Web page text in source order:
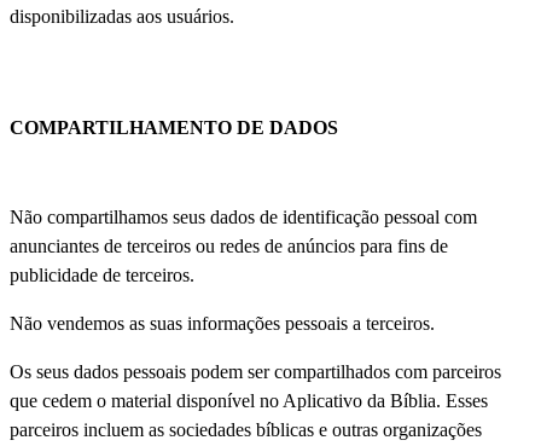
disponibilizadas aos usuários.
COMPARTILHAMENTO DE DADOS
Não compartilhamos seus dados de identificação pessoal com
anunciantes de terceiros ou redes de anúncios para fins de
publicidade de terceiros.
Não vendemos as suas informações pessoais a terceiros.
Os seus dados pessoais podem ser compartilhados com parceiros
que cedem o material disponível no Aplicativo da Bíblia. Esses
parceiros incluem as sociedades bíblicas e outras organizações